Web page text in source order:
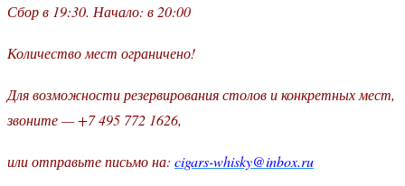
Сбор в 19:30. Начало: в 20:00
Количество мест ограничено!
Для возможности резервирования столов и конкретных мест,
звоните — +7 495 772 1626,
или отправьте письмо на: cigars-whisky@inbox.ru